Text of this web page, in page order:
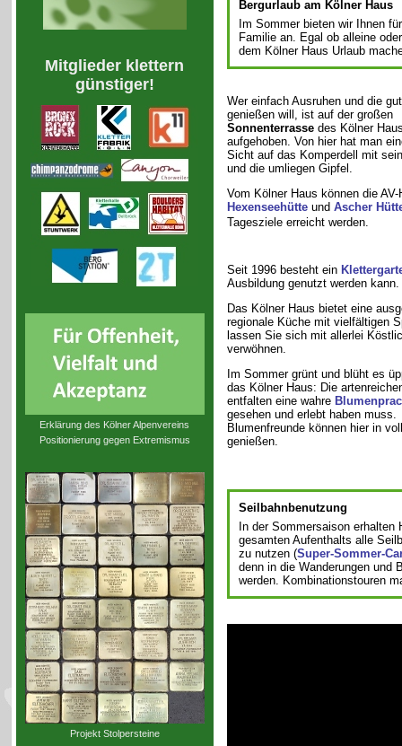
Mitglieder klettern
günstiger!
Erklärung des Kölner Alpenvereins
Positionierung gegen Extremismus
Projekt Stolpersteine
Bergurlaub am Kölner Haus
Im Sommer bieten wir Ihnen
Familie an. Egal ob alleine
dem Kölner Haus Urlaub
Wer einfach Ausruhen und die
genießen will, ist auf der großen
Sonnenterrassedes Kölner
aufgehoben. Von hier hat man
Sicht auf das Komperdell mit
und die umliegen Gipfel.
Vom Kölner Haus können die AV-
Hexenseehütteund Ascher
Tagesziele erreicht werden.
Seit 1996 besteht ein
Ausbildung genutzt werden kann.
Das Kölner Haus bietet eine
regionale Küche mit vielfältigen
lassen Sie sich mit allerlei
verwöhnen.
Im Sommer grünt und blüht es
das Kölner Haus: Die
entfalten eine wahre
gesehen und erlebt haben muss.
Blumenfreunde können hier in
genießen.
Seilbahnbenutzung
In der Sommersaison
gesamten Aufenthalts alle
zu nutzen (Super-Sommer-
denn in die Wanderungen und
werden. Kombinationstouren